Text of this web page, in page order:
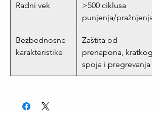
Radni vek
>500 ciklusa
punjenja/pražnjenja
Bezbednosne
karakteristike
Zaštita od
prenapona, kratkog
spoja i pregrevanja